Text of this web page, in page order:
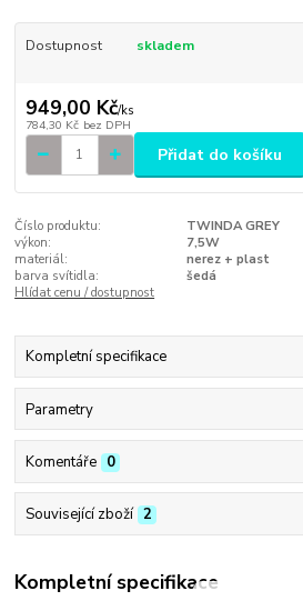
Dostupnost skladem
949,00 Kč/ks
784,30 Kč bez DPH
Přidat do košíku
Číslo produktu:
TWINDA GREY
výkon:
7,5W
materiál:
nerez + plast
barva svítidla:
šedá
Hlídat cenu / dostupnost
Kompletní specifikace
Parametry
Komentáře 0
Související zboží 2
Kompletní specifikace